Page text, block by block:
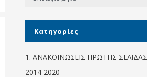
παντοπωλείο
Kοινωνικό
Πρόγραμμα
Kατηγορίες
1. ΑΝΑΚΟΙΝΩΣΕΙΣ ΠΡΩΤΗΣ ΣΕΛΙΔΑΣ
2014-2020